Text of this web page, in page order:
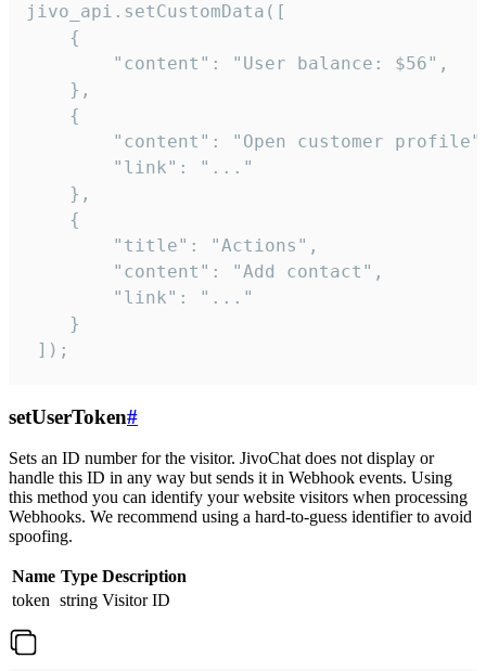
jivo_api.setCustomData([
    {
        "content": "User balance: $56",
    },
    {
"content": "Open customer
        "link": "..."
    },
    {
        "title": "Actions",
        "content": "Add contact",
        "link": "..."
    }
]);
setUserToken#
Sets an ID number for the visitor. JivoChat does not display or
handle this ID in any way but sends it in Webhook events. Using
this method you can identify your website visitors when processing
Webhooks. We recommend using a hard-to-guess identifier to avoid
spoofing.
Name Type Description
token string Visitor ID